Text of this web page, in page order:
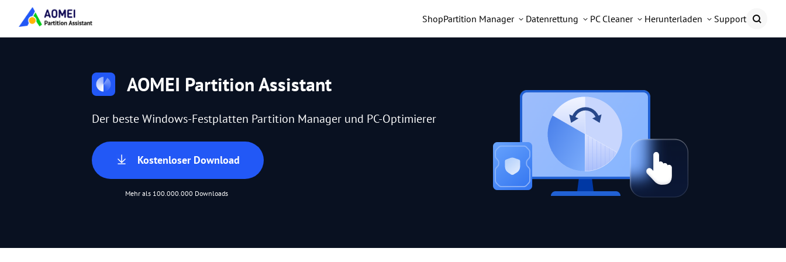
ShopPartition Manager Datenrettung PC Cleaner Herunterladen Support
AOMEI Partition Assistant
Der beste Windows-Festplatten Partition Manager und PC-Optimierer
Kostenloser Download
Mehr als 100.000.000 Downloads